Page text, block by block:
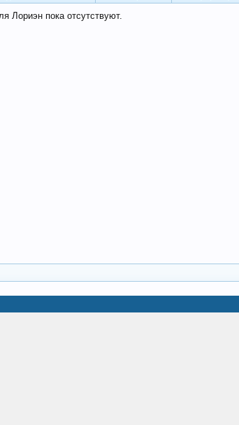
Лориэн пока отсутствуют.